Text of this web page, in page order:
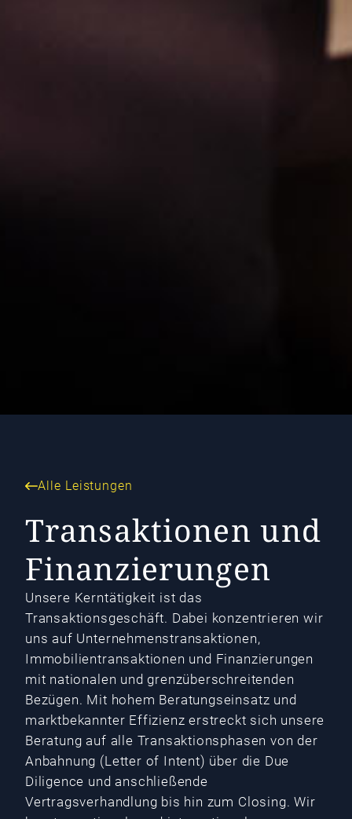
Alle Leistungen
Transaktionen und
Finanzierungen
Unsere Kerntätigkeit ist das
Transaktionsgeschäft. Dabei konzentrieren wir
uns auf Unternehmenstransaktionen,
Immobilientransaktionen und Finanzierungen
mit nationalen und grenzüberschreitenden
Bezügen. Mit hohem Beratungseinsatz und
marktbekannter Effizienz erstreckt sich unsere
Beratung auf alle Transaktionsphasen von der
Anbahnung (Letter of Intent) über die Due
Diligence und anschließende
Vertragsverhandlung bis hin zum Closing. Wir